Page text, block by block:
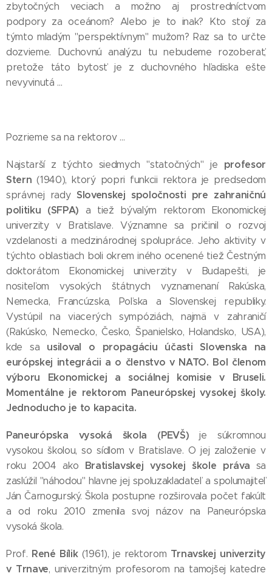
zbytočných veciach a možno aj prostredníctvom
podpory za oceánom? Alebo je to inak? Kto stojí za
týmto mladým "perspektívnym" mužom? Raz sa to určte
dozvieme. Duchovnú analýzu tu nebudeme rozoberať,
pretože táto bytosť je z duchovného hľadiska ešte
nevyvinutá ...
Pozrieme sa na rektorov ...
Najstarší z týchto siedmych "statočných" je profesor
Stern(1940), ktorý popri funkcii rektora je predsedom
správnej rady Slovenskej spoločnosti pre zahraničnú
politiku (SFPA) a tiež bývalým rektorom Ekonomickej
univerzity v Bratislave. Významne sa pričinil o rozvoj
vzdelanosti a medzinárodnej spolupráce. Jeho aktivity v
týchto oblastiach boli okrem iného ocenené tiež Čestným
doktorátom Ekonomickej univerzity v Budapešti, je
nositeľom vysokých štátnych vyznamenaní Rakúska,
Nemecka, Francúzska, Poľska a Slovenskej republiky.
Vystúpil na viacerých sympóziách, najmä v zahraničí
(Rakúsko, Nemecko, Česko, Španielsko, Holandsko, USA),
kde sa usiloval o propagáciu účasti Slovenska na
európskej integrácii a o členstvo v NATO. Bol členom
výboru Ekonomickej a sociálnej komisie v Bruseli.
Momentálne je rektorom Paneurópskej vysokej školy.
Jednoducho je to kapacita.
Paneurópska vysoká škola (PEVŠ) je súkromnou
vysokou školou, so sídlom v Bratislave. O jej založenie v
roku 2004 ako Bratislavskej vysokej škole práva sa
zaslúžil "náhodou" hlavne jej spoluzakladateľ a spolumajiteľ
Ján Čarnogurský. Škola postupne rozširovala počet fakúlt
a od roku 2010 zmenila svoj názov na Paneurópska
vysoká škola.
Prof. René Bílik(1961), je rektorom Trnavskej univerzity
v Trnave, univerzitným profesorom na tamojšej katedre